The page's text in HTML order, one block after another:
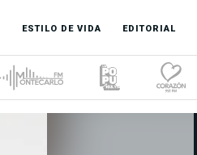
ESTILO DE VIDA EDITORIAL